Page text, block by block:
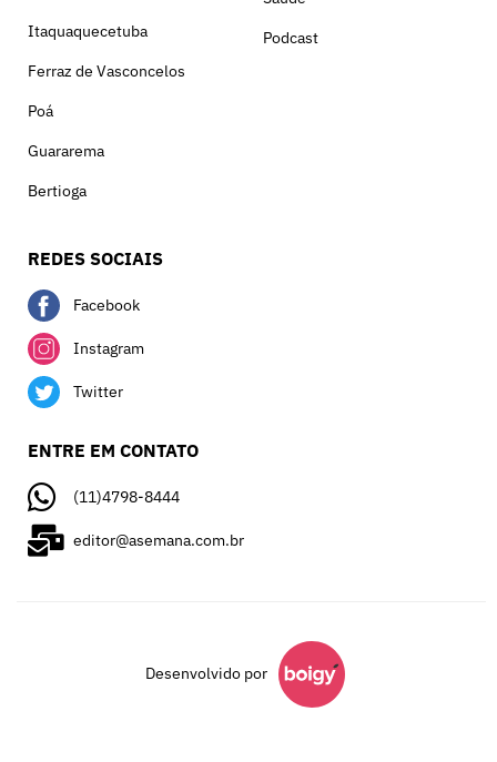
Itaquaquecetuba
Ferraz de Vasconcelos
Poá
Guararema
Bertioga
Podcast
REDES SOCIAIS
Facebook
Instagram
Twitter
ENTRE EM CONTATO
(11)4798-8444
editor@asemana.com.br
Desenvolvido por